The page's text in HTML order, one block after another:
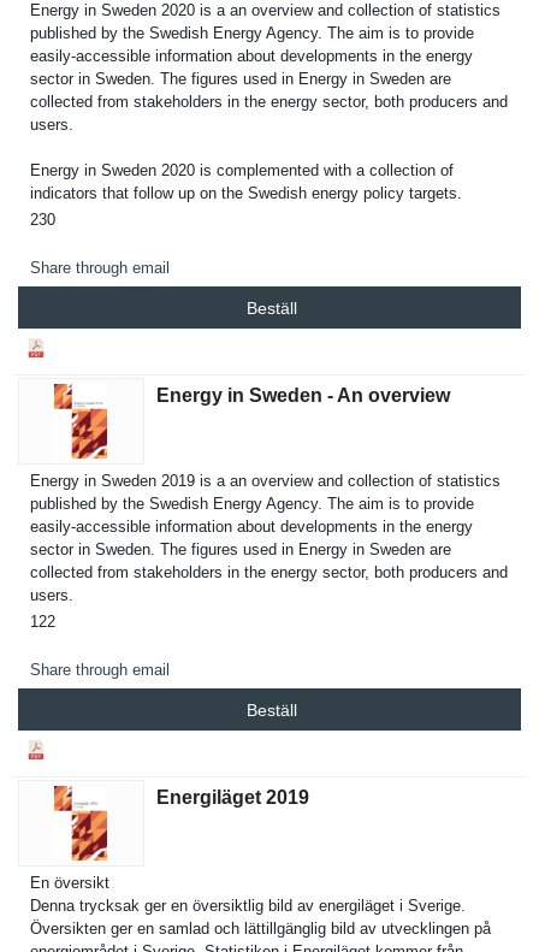
Energy in Sweden 2020 is a an overview and collection of statistics
published by the Swedish Energy Agency. The aim is to provide
easily-accessible informatio­n about developmen­ts in the energy
sector in Sweden. The figures used in Energy in Sweden are
collected from stakeholde­rs in the energy sector, both producers and
users.
Energy in Sweden 2020 is complement­ed with a collection of
indicators that follow up on the Swedish energy policy targets.
230
Share through email
Beställ
Energy in Sweden - An overview
Energy in Sweden 2019 is a an overview and collection of statistics
published by the Swedish Energy Agency. The aim is to provide
easily-accessible informatio­n about developmen­ts in the energy
sector in Sweden. The figures used in Energy in Sweden are
collected from stakeholde­rs in the energy sector, both producers and
users.
122
Share through email
Beställ
Energiläget 2019
En översikt
Denna trycksak ger en översiktli­g bild av energiläge­t i Sverige.
Översikten ger en samlad och lättillgän­glig bild av utveckling­en på